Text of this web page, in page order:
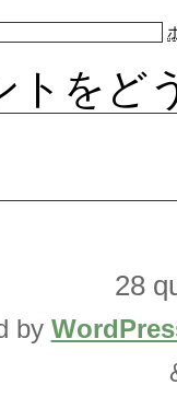
トをど
28
by